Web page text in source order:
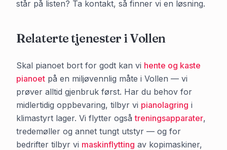
står på listen? Ta kontakt, så finner vi en løsning.
Relaterte tjenester iVollen
Skal pianoet bort for godt kan vi hente og kaste
pianoet på en miljøvennlig måte i Vollen — vi
prøver alltid gjenbruk først. Har du behov for
midlertidig oppbevaring, tilbyr vi pianolagring i
klimastyrt lager. Vi flytter også treningsapparater,
tredemøller og annet tungt utstyr — og for
bedrifter tilbyr vi maskinflytting av kopimaskiner,